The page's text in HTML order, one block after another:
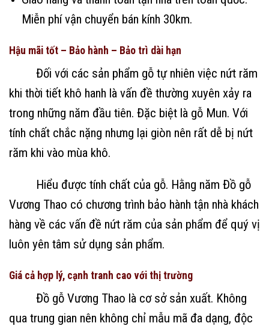
Miễn phí vận chuyển bán kính 30km.
Hậu mãi tốt – Bảo hành – Bảo trì dài hạn
Đối với các sản phẩm gỗ tự nhiên việc nứt răm
khi thời tiết khô hanh là vấn đề thường xuyên xảy ra
trong những năm đầu tiên. Đặc biệt là gỗ Mun. Với
tính chất chắc nặng nhưng lại giòn nên rất dễ bị nứt
răm khi vào mùa khô.
Hiểu được tính chất của gỗ. Hằng năm Đồ gỗ
Vương Thao có chương trình bảo hành tận nhà khách
hàng về các vấn đề nứt răm của sản phẩm để quý vị
luôn yên tâm sử dụng sản phẩm.
Giá cả hợp lý, cạnh tranh cao với thị trường
Đồ gỗ Vương Thao là cơ sở sản xuất. Không
qua trung gian nên không chỉ mẫu mã đa dạng, độc